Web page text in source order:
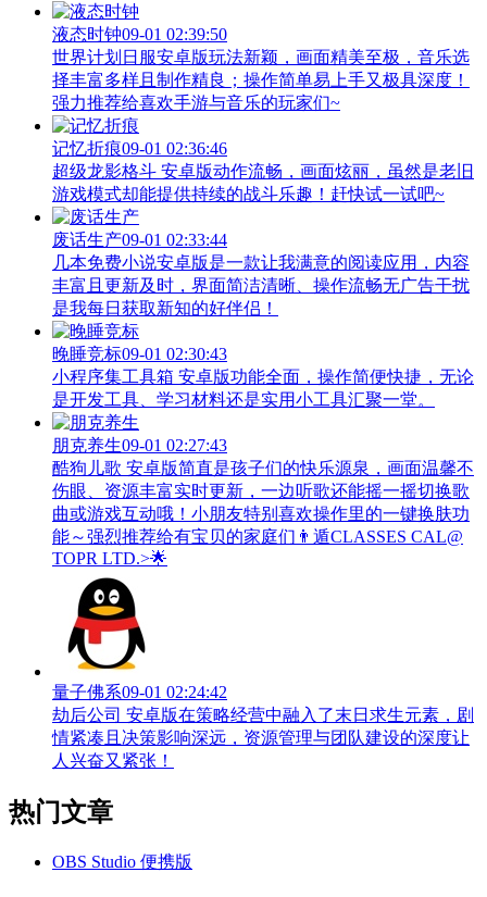
液态时钟09-01 02:39:50
世界计划日服安卓版玩法新颖，画面精美至极，音乐选
择丰富多样且制作精良；操作简单易上手又极具深度！
强力推荐给喜欢手游与音乐的玩家们~
记忆折痕09-01 02:36:46
超级龙影格斗 安卓版动作流畅，画面炫丽，虽然是老旧
游戏模式却能提供持续的战斗乐趣！赶快试一试吧~
废话生产09-01 02:33:44
几本免费小说安卓版是一款让我满意的阅读应用，内容
丰富且更新及时，界面简洁清晰、操作流畅无广告干扰
是我每日获取新知的好伴侣！
晚睡竞标09-01 02:30:43
小程序集工具箱 安卓版功能全面，操作简便快捷，无论
是开发工具、学习材料还是实用小工具汇聚一堂。
朋克养生09-01 02:27:43
酷狗儿歌 安卓版简直是孩子们的快乐源泉，画面温馨不
伤眼、资源丰富实时更新，一边听歌还能摇一摇切换歌
曲或游戏互动哦！小朋友特别喜欢操作里的一键换肤功
能～强烈推荐给有宝贝的家庭们👨‍遁️CLASSES CAL@
TOPR LTD.>🌟
量子佛系09-01 02:24:42
劫后公司 安卓版在策略经营中融入了末日求生元素，剧
情紧凑且决策影响深远，资源管理与团队建设的深度让
人兴奋又紧张！
热门文章
OBS Studio 便携版